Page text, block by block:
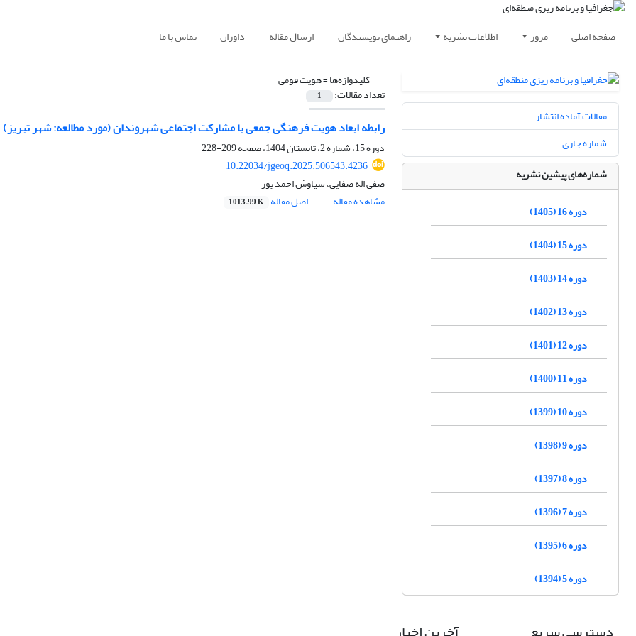
صفحه اصلی مرور اطلاعات نشریه راهنمای نویسندگان ارسال مقاله داوران تماس با ما
کلیدواژه‌ها =هویت قومی
تعداد مقالات: 1
رابطه ابعاد هویت فرهنگی جمعی با مشارکت اجتماعی شهروندان (مورد مطالعه: شهر تبریز)
دوره 15، شماره 2، تابستان 1404، صفحه
209-228
10.22034/jgeoq.2025.506543.4236
صفی اله صفایی، سیاوش احمد پور
مشاهده مقاله
اصل مقاله 1013.99 K
مقالات آماده انتشار
شماره جاری
شماره‌های پیشین نشریه
دوره 16 (1405)
دوره 15 (1404)
دوره 14 (1403)
دوره 13 (1402)
دوره 12 (1401)
دوره 11 (1400)
دوره 10 (1399)
دوره 9 (1398)
دوره 8 (1397)
دوره 7 (1396)
دوره 6 (1395)
دوره 5 (1394)